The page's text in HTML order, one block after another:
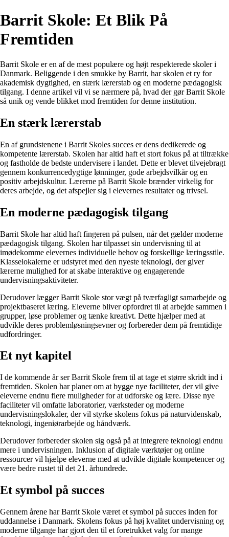
Barrit Skole: Et Blik På
Fremtiden
Barrit Skole er en af de mest populære og højt respekterede skoler i
Danmark. Beliggende i den smukke by Barrit, har skolen et ry for
akademisk dygtighed, en stærk lærerstab og en moderne pædagogisk
tilgang. I denne artikel vil vi se nærmere på, hvad der gør Barrit Skole
så unik og vende blikket mod fremtiden for denne institution.
En stærk lærerstab
En af grundstenene i Barrit Skoles succes er dens dedikerede og
kompetente lærerstab. Skolen har altid haft et stort fokus på at tiltrække
og fastholde de bedste undervisere i landet. Dette er blevet tilvejebragt
gennem konkurrencedygtige lønninger, gode arbejdsvilkår og en
positiv arbejdskultur. Lærerne på Barrit Skole brænder virkelig for
deres arbejde, og det afspejler sig i elevernes resultater og trivsel.
En moderne pædagogisk tilgang
Barrit Skole har altid haft fingeren på pulsen, når det gælder moderne
pædagogisk tilgang. Skolen har tilpasset sin undervisning til at
imødekomme elevernes individuelle behov og forskellige læringsstile.
Klasselokalerne er udstyret med den nyeste teknologi, der giver
lærerne mulighed for at skabe interaktive og engagerende
undervisningsaktiviteter.
Derudover lægger Barrit Skole stor vægt på tværfagligt samarbejde og
projektbaseret læring. Eleverne bliver opfordret til at arbejde sammen i
grupper, løse problemer og tænke kreativt. Dette hjælper med at
udvikle deres problemløsningsevner og forbereder dem på fremtidige
udfordringer.
Et nyt kapitel
I de kommende år ser Barrit Skole frem til at tage et større skridt ind i
fremtiden. Skolen har planer om at bygge nye faciliteter, der vil give
eleverne endnu flere muligheder for at udforske og lære. Disse nye
faciliteter vil omfatte laboratorier, værksteder og moderne
undervisningslokaler, der vil styrke skolens fokus på naturvidenskab,
teknologi, ingeniørarbejde og håndværk.
Derudover forbereder skolen sig også på at integrere teknologi endnu
mere i undervisningen. Inklusion af digitale værktøjer og online
ressourcer vil hjælpe eleverne med at udvikle digitale kompetencer og
være bedre rustet til det 21. århundrede.
Et symbol på succes
Gennem årene har Barrit Skole været et symbol på succes inden for
uddannelse i Danmark. Skolens fokus på høj kvalitet undervisning og
moderne tilgange har gjort den til et foretrukket valg for mange